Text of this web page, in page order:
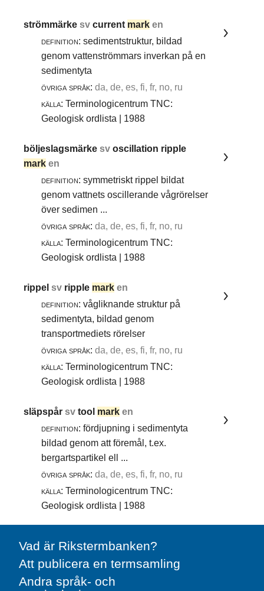
strömmärkesvcurrent mark en
definition: sedimentstruktur, bildad
genom vattenströmmars inverkan på en
sedimentyta
övriga språk: da, de, es, fi, fr, no, ru
källa: Terminologicentrum TNC:
Geologisk ordlista | 1988
böljeslagsmärkesvoscillation ripple
mark en
definition: symmetriskt rippel bildat
genom vattnets oscillerande vågrörelser
över sedimen ...
övriga språk: da, de, es, fi, fr, no, ru
källa: Terminologicentrum TNC:
Geologisk ordlista | 1988
rippelsv ripple mark en
definition: vågliknande struktur på
sedimentyta, bildad genom
transportmediets rörelser
övriga språk: da, de, es, fi, fr, no, ru
källa: Terminologicentrum TNC:
Geologisk ordlista | 1988
släpspårsvtool mark en
definition: fördjupning i sedimentyta
bildad genom att föremål, t.ex.
bergartspartikel ell ...
övriga språk: da, de, es, fi, fr, no, ru
källa: Terminologicentrum TNC:
Geologisk ordlista | 1988
Vad är Rikstermbanken?
Att publicera en termsamling
Andra språk- och